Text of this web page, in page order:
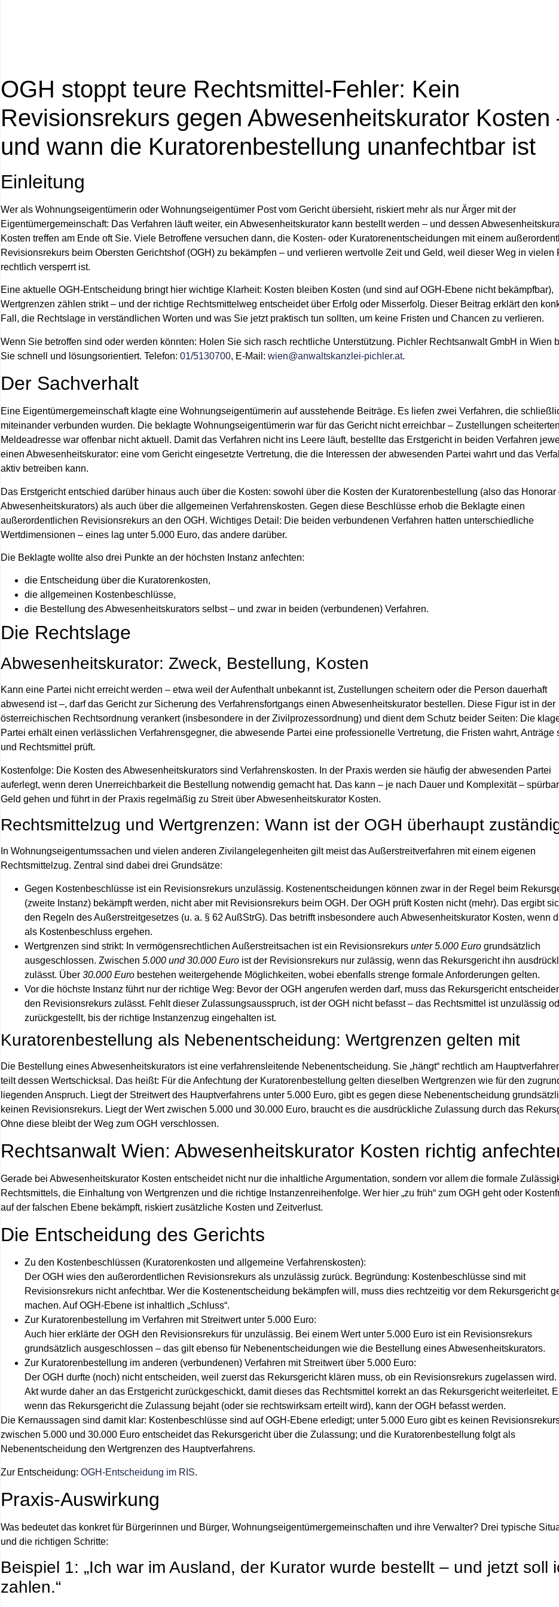
OGH stoppt teure Rechtsmittel-Fehler: Kein
Revisionsrekurs gegen Abwesenheitskurator Kosten
und wann die Kuratorenbestellung unanfechtbar ist
Einleitung
Wer als Wohnungseigentümerin oder Wohnungseigentümer Post vom Gericht übersieht, riskiert mehr als nur Ärger mit der
Eigentümergemeinschaft: Das Verfahren läuft weiter, ein Abwesenheitskurator kann bestellt werden – und dessen
Kosten treffen am Ende oft Sie. Viele Betroffene versuchen dann, die Kosten- oder Kuratorenentscheidungen mit einem
Revisionsrekurs beim Obersten Gerichtshof (OGH) zu bekämpfen – und verlieren wertvolle Zeit und Geld, weil dieser Weg in vielen
rechtlich versperrt ist.
Eine aktuelle OGH-Entscheidung bringt hier wichtige Klarheit: Kosten bleiben Kosten (und sind auf OGH-Ebene nicht bekämpfbar),
Wertgrenzen zählen strikt – und der richtige Rechtsmittelweg entscheidet über Erfolg oder Misserfolg. Dieser Beitrag erklärt den
Fall, die Rechtslage in verständlichen Worten und was Sie jetzt praktisch tun sollten, um keine Fristen und Chancen zu verlieren.
Wenn Sie betroffen sind oder werden könnten: Holen Sie sich rasch rechtliche Unterstützung. Pichler Rechtsanwalt GmbH in Wien
Sie schnell und lösungsorientiert. Telefon: 01/5130700, E-Mail: wien@anwaltskanzlei-pichler.at.
Der Sachverhalt
Eine Eigentümergemeinschaft klagte eine Wohnungseigentümerin auf ausstehende Beiträge. Es liefen zwei Verfahren, die
miteinander verbunden wurden. Die beklagte Wohnungseigentümerin war für das Gericht nicht erreichbar – Zustellungen
Meldeadresse war offenbar nicht aktuell. Damit das Verfahren nicht ins Leere läuft, bestellte das Erstgericht in beiden Verfahren
einen Abwesenheitskurator: eine vom Gericht eingesetzte Vertretung, die die Interessen der abwesenden Partei wahrt und das
aktiv betreiben kann.
Das Erstgericht entschied darüber hinaus auch über die Kosten: sowohl über die Kosten der Kuratorenbestellung (also das Honorar
Abwesenheitskurators) als auch über die allgemeinen Verfahrenskosten. Gegen diese Beschlüsse erhob die Beklagte einen
außerordentlichen Revisionsrekurs an den OGH. Wichtiges Detail: Die beiden verbundenen Verfahren hatten unterschiedliche
Wertdimensionen – eines lag unter 5.000 Euro, das andere darüber.
Die Beklagte wollte also drei Punkte an der höchsten Instanz anfechten:
die Entscheidung über die Kuratorenkosten,
die allgemeinen Kostenbeschlüsse,
die Bestellung des Abwesenheitskurators selbst – und zwar in beiden (verbundenen) Verfahren.
Die Rechtslage
Abwesenheitskurator: Zweck, Bestellung, Kosten
Kann eine Partei nicht erreicht werden – etwa weil der Aufenthalt unbekannt ist, Zustellungen scheitern oder die Person dauerhaft
abwesend ist –, darf das Gericht zur Sicherung des Verfahrensfortgangs einen Abwesenheitskurator bestellen. Diese Figur ist in der
österreichischen Rechtsordnung verankert (insbesondere in der Zivilprozessordnung) und dient dem Schutz beider Seiten: Die
Partei erhält einen verlässlichen Verfahrensgegner, die abwesende Partei eine professionelle Vertretung, die Fristen wahrt, Anträge
und Rechtsmittel prüft.
Kostenfolge: Die Kosten des Abwesenheitskurators sind Verfahrenskosten. In der Praxis werden sie häufig der abwesenden Partei
auferlegt, wenn deren Unerreichbarkeit die Bestellung notwendig gemacht hat. Das kann – je nach Dauer und Komplexität –
Geld gehen und führt in der Praxis regelmäßig zu Streit über Abwesenheitskurator Kosten.
Rechtsmittelzug und Wertgrenzen: Wann ist der OGH überhaupt
In Wohnungseigentumssachen und vielen anderen Zivilangelegenheiten gilt meist das Außerstreitverfahren mit einem eigenen
Rechtsmittelzug. Zentral sind dabei drei Grundsätze:
Gegen Kostenbeschlüsse ist ein Revisionsrekurs unzulässig. Kostenentscheidungen können zwar in der Regel beim
(zweite Instanz) bekämpft werden, nicht aber mit Revisionsrekurs beim OGH. Der OGH prüft Kosten nicht (mehr). Das ergibt
den Regeln des Außerstreitgesetzes (u. a. § 62 AußStrG). Das betrifft insbesondere auch Abwesenheitskurator Kosten, wenn
als Kostenbeschluss ergehen.
Wertgrenzen sind strikt: In vermögensrechtlichen Außerstreitsachen ist ein Revisionsrekurs unter 5.000 Euro grundsätzlich
ausgeschlossen. Zwischen 5.000 und 30.000 Euro ist der Revisionsrekurs nur zulässig, wenn das Rekursgericht ihn
zulässt. Über 30.000 Euro bestehen weitergehende Möglichkeiten, wobei ebenfalls strenge formale Anforderungen gelten.
Vor die höchste Instanz führt nur der richtige Weg: Bevor der OGH angerufen werden darf, muss das Rekursgericht
den Revisionsrekurs zulässt. Fehlt dieser Zulassungsausspruch, ist der OGH nicht befasst – das Rechtsmittel ist unzulässig
zurückgestellt, bis der richtige Instanzenzug eingehalten ist.
Kuratorenbestellung als Nebenentscheidung: Wertgrenzen gelten mit
Die Bestellung eines Abwesenheitskurators ist eine verfahrensleitende Nebenentscheidung. Sie „hängt“ rechtlich am
teilt dessen Wertschicksal. Das heißt: Für die Anfechtung der Kuratorenbestellung gelten dieselben Wertgrenzen wie für den
liegenden Anspruch. Liegt der Streitwert des Hauptverfahrens unter 5.000 Euro, gibt es gegen diese Nebenentscheidung
keinen Revisionsrekurs. Liegt der Wert zwischen 5.000 und 30.000 Euro, braucht es die ausdrückliche Zulassung durch das
Ohne diese bleibt der Weg zum OGH verschlossen.
Rechtsanwalt Wien: Abwesenheitskurator Kosten richtig
Gerade bei Abwesenheitskurator Kosten entscheidet nicht nur die inhaltliche Argumentation, sondern vor allem die formale
Rechtsmittels, die Einhaltung von Wertgrenzen und die richtige Instanzenreihenfolge. Wer hier „zu früh“ zum OGH geht oder
auf der falschen Ebene bekämpft, riskiert zusätzliche Kosten und Zeitverlust.
Die Entscheidung des Gerichts
Zu den Kostenbeschlüssen (Kuratorenkosten und allgemeine Verfahrenskosten):
Der OGH wies den außerordentlichen Revisionsrekurs als unzulässig zurück. Begründung: Kostenbeschlüsse sind mit
Revisionsrekurs nicht anfechtbar. Wer die Kostenentscheidung bekämpfen will, muss dies rechtzeitig vor dem Rekursgericht
machen. Auf OGH-Ebene ist inhaltlich „Schluss“.
Zur Kuratorenbestellung im Verfahren mit Streitwert unter 5.000 Euro:
Auch hier erklärte der OGH den Revisionsrekurs für unzulässig. Bei einem Wert unter 5.000 Euro ist ein Revisionsrekurs
grundsätzlich ausgeschlossen – das gilt ebenso für Nebenentscheidungen wie die Bestellung eines Abwesenheitskurators.
Zur Kuratorenbestellung im anderen (verbundenen) Verfahren mit Streitwert über 5.000 Euro:
Der OGH durfte (noch) nicht entscheiden, weil zuerst das Rekursgerichtklären muss, ob ein Revisionsrekurs zugelassen wird.
Akt wurde daher an das Erstgericht zurückgeschickt, damit dieses das Rechtsmittel korrekt an das Rekursgericht weiterleitet.
wenn das Rekursgericht die Zulassung bejaht (oder sie rechtswirksam erteilt wird), kann der OGH befasst werden.
Die Kernaussagen sind damit klar: Kostenbeschlüsse sind auf OGH-Ebene erledigt; unter 5.000 Euro gibt es keinen
zwischen 5.000 und 30.000 Euro entscheidet das Rekursgericht über die Zulassung; und die Kuratorenbestellung folgt als
Nebenentscheidung den Wertgrenzen des Hauptverfahrens.
Zur Entscheidung: OGH-Entscheidung im RIS.
Praxis-Auswirkung
Was bedeutet das konkret für Bürgerinnen und Bürger, Wohnungseigentümergemeinschaften und ihre Verwalter? Drei typische
und die richtigen Schritte:
Beispiel 1: „Ich war im Ausland, der Kurator wurde bestellt – und jetzt soll
zahlen.“